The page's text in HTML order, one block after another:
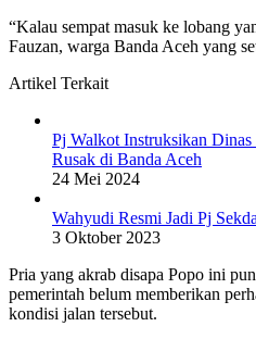
“Kalau sempat masuk ke lobang
Fauzan, warga Banda Aceh yang
Artikel Terkait
Pj Walkot Instruksikan Dinas
Rusak di Banda Aceh
24 Mei 2024
Wahyudi Resmi Jadi Pj
3 Oktober 2023
Pria yang akrab disapa Popo ini
pemerintah belum memberikan
kondisi jalan tersebut.